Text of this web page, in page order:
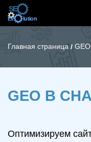
Главная страница /
GEO В
Оптимизируем